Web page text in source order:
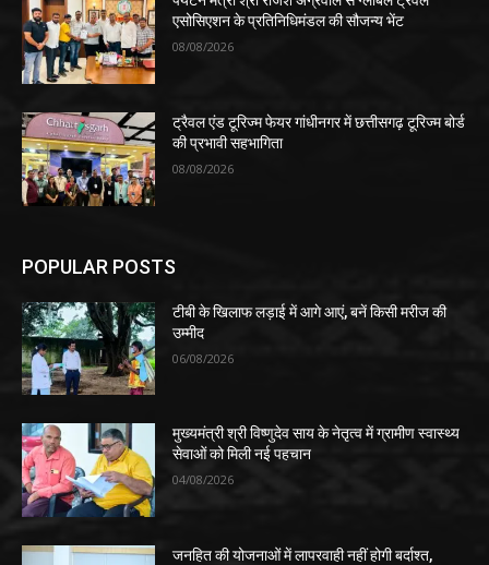
एसोसिएशन के प्रतिनिधिमंडल की सौजन्य भेंट
08/08/2026
ट्रैवल एंड टूरिज्म फेयर गांधीनगर में छत्तीसगढ़ टूरिज्म बोर्ड
की प्रभावी सहभागिता
08/08/2026
POPULAR POSTS
टीबी के खिलाफ लड़ाई में आगे आएं, बनें किसी मरीज की
उम्मीद
06/08/2026
मुख्यमंत्री श्री विष्णुदेव साय के नेतृत्व में ग्रामीण स्वास्थ्य
सेवाओं को मिली नई पहचान
04/08/2026
जनहित की योजनाओं में लापरवाही नहीं होगी बर्दाश्त,